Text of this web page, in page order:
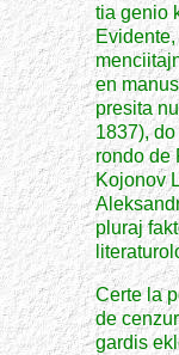
tia genio
en
presita
1837),
rondo de
Kojonov
pluraj
Certe la
de
gardis